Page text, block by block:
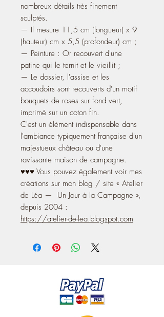
nombreux détails très finement
sculptés.
— Il mesure 11,5 cm (longueur) x 9
(hauteur) cm x 5,5 (profondeur) cm ;
— Peinture : Or recouvert d'une
patine qui le ternit et le vieillit ;
— Le dossier, l'assise et les
accoudoirs sont recouverts d'un motif
bouquets de roses sur fond vert,
imprimé sur un coton fin.
C'est un élément indispensable dans
l'ambiance typiquement française d'un
majestueux château ou d'une
ravissante maison de campagne.
♥♥♥ Vous pouvez également voir mes
créations sur mon blog / site « Atelier
de Léa — Un Jour à la Campagne »,
depuis 2004 :
https://atelier-de-lea.blogspot.com